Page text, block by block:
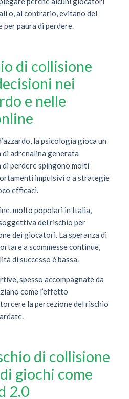
o, al contrario, evitano del
paura di perdere.
di collisione
nei
e nelle
la psicologia gioca un
adrenalina generata
di perdere spingono molti
impulsivi o a strategie
efficaci.
molto popolari in Italia,
del rischio per
dei giocatori. La speranza di
a scommesse continue,
di successo è bassa.
spesso accompagnate da
come l’effetto
la percezione del rischio
di collisione
giochi come
2.0